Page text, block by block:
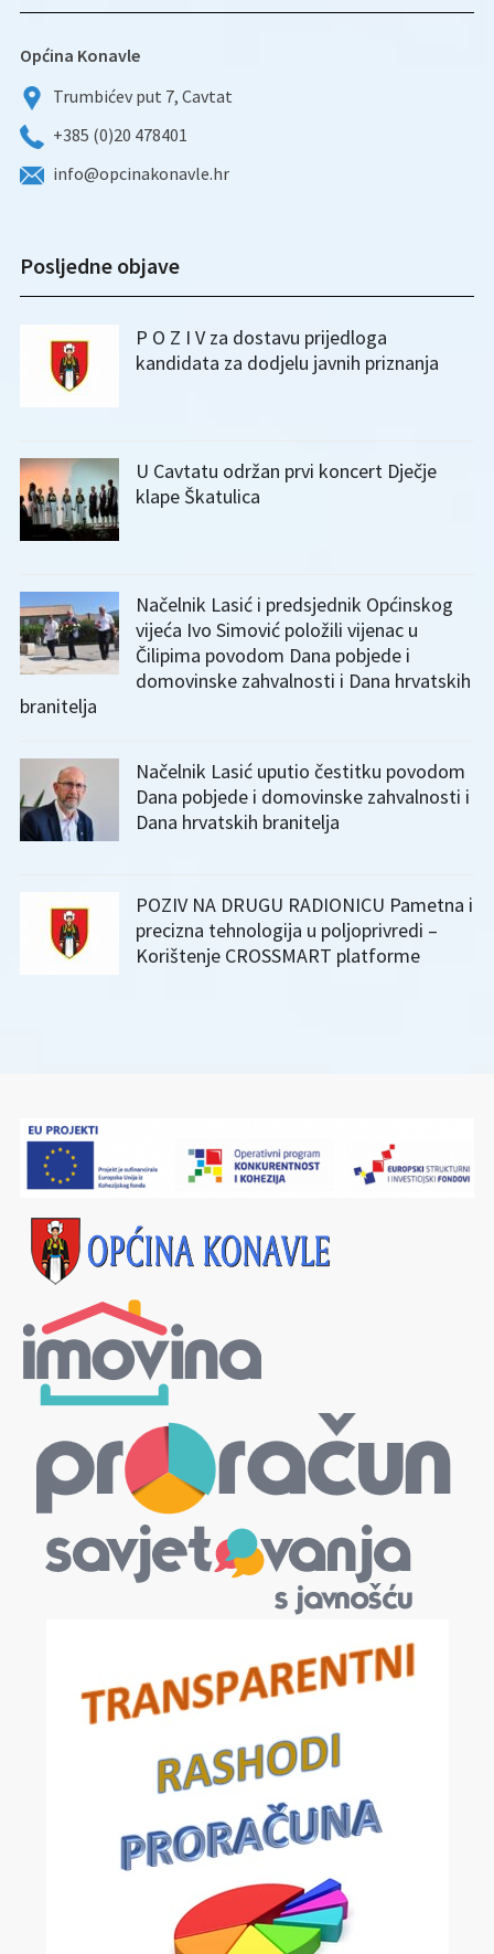
Općina Konavle
Trumbićev put 7, Cavtat
+385 (0)20 478401
info@opcinakonavle.hr
Posljedne objave
P O Z I V za dostavu prijedloga
kandidata za dodjelu javnih priznanja
U Cavtatu održan prvi koncert Dječje
klape Škatulica
Načelnik Lasić i predsjednik Općinskog
vijeća Ivo Simović položili vijenac u
Čilipima povodom Dana pobjede i
domovinske zahvalnosti i Dana hrvatskih
branitelja
Načelnik Lasić uputio čestitku povodom
Dana pobjede i domovinske zahvalnosti i
Dana hrvatskih branitelja
POZIV NA DRUGU RADIONICU Pametna i
precizna tehnologija u poljoprivredi –
Korištenje CROSSMART platforme